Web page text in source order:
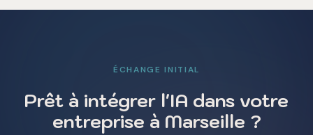
ÉCHANGE INITIAL
Prêt à intégrer l'IA dans votre
entreprise à Marseille ?